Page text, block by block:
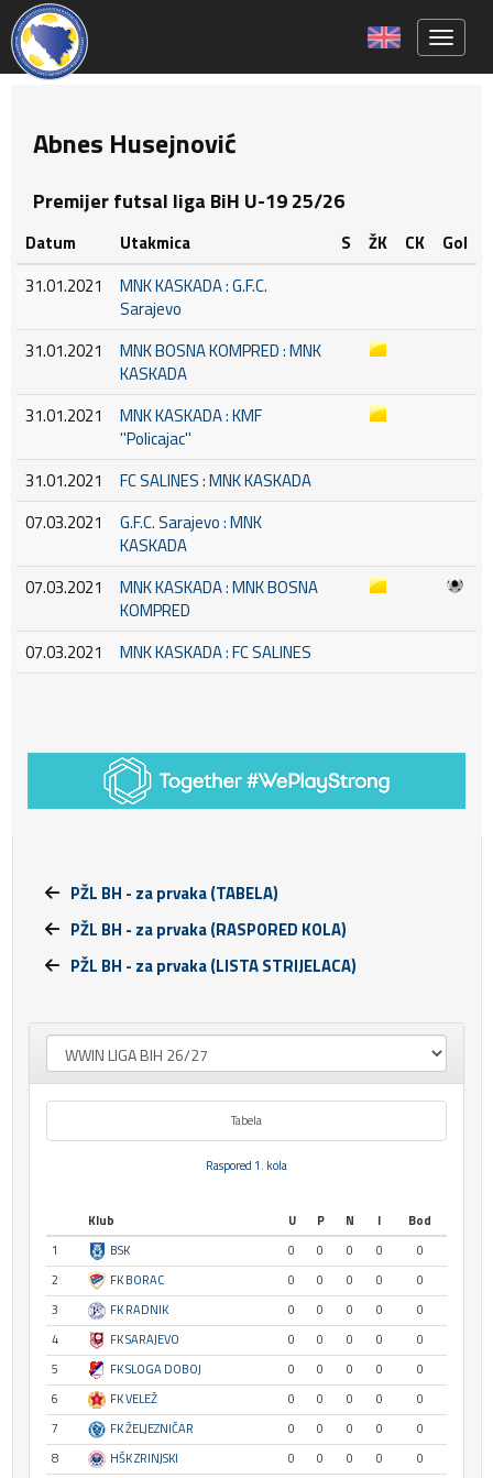
Abnes Husejnović
Premijer futsal liga BiH U-19 25/26
Datum Utakmica S ŽK CK
Gol
31.01.2021
MNK KASKADA : G.F.C.
Sarajevo
31.01.2021
MNK BOSNA KOMPRED : MNK
KASKADA
31.01.2021
MNK KASKADA : KMF
''Policajac''
31.01.2021
FC SALINES : MNK KASKADA
07.03.2021
G.F.C. Sarajevo : MNK
KASKADA
07.03.2021
MNK KASKADA : MNK BOSNA
KOMPRED
07.03.2021
MNK KASKADA : FC SALINES
PŽL BH - za prvaka (TABELA)
PŽL BH - za prvaka (RASPORED KOLA)
PŽL BH - za prvaka (LISTA STRIJELACA)
Tabela
Raspored 1. kola
Klub U P N I
Bod
1
BSK 0 0 0 0
0
2
FK BORAC 0 0 0 0
0
3
FK RADNIK 0 0 0 0
0
4
FK SARAJEVO 0 0 0 0
0
5
FK SLOGA DOBOJ 0 0 0 0
0
6
FK VELEŽ 0 0 0 0
0
7
FK ŽELJEZNIČAR 0 0 0 0
0
8
HŠK ZRINJSKI 0 0 0 0
0